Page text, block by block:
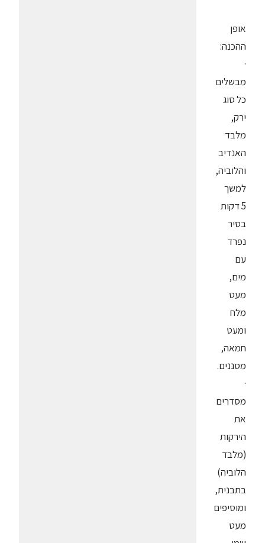
אופן
ההכנה:
·
מבשלים
כל סוג
ירק,
מלבד
האנדיב
והלוביה,
למשך
5 דקות
בסיר
נפרד
עם
מים,
מעט
מלח
ומעט
חמאה,
מסננים.
·
מסדרים
את
הירקות
(מלבד
הלוביה)
בתבנית,
ומוסיפים
מעט